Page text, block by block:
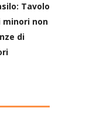
Tavolo
non
di